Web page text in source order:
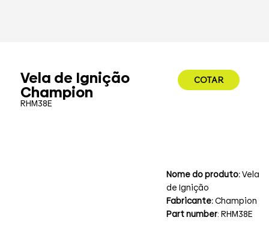
Vela de Ignição
Champion
RHM38E
COTAR
Nome do produto:Vela
de Ignição
Fabricante:Champion
Part number: RHM38E